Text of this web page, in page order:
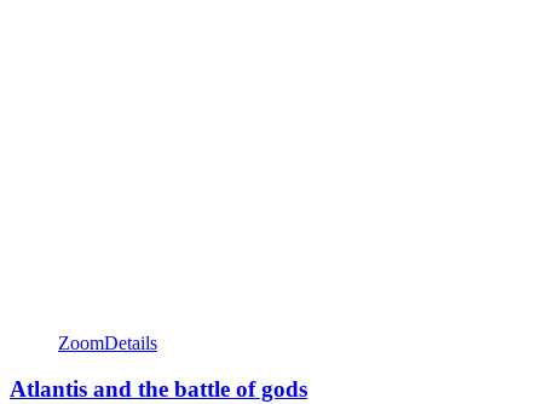
ZoomDetails
Atlantis and the battle of gods